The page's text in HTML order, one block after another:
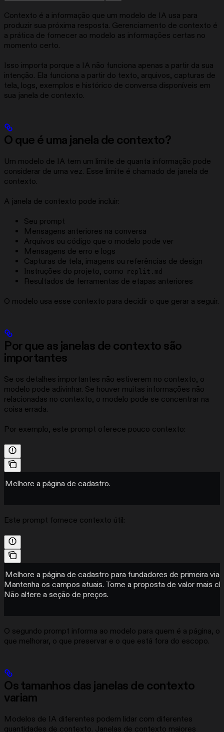
Contexto é a informação que um modelo de IA usa para
produzir sua próxima resposta. Gerenciamento de contexto é
a prática de fornecer ao modelo as informações certas no
momento certo.
Isso importa porque a IA não funciona apenas a partir da sua
intenção. Ela funciona a partir do texto, arquivos, capturas de
tela, logs, exemplos e histórico de conversa disponíveis em
sua janela de contexto.
O que é uma janela de contexto?
Um modelo de IA tem um limite de quanta informação pode
considerar de uma vez. Esse limite é chamado de janela de
contexto.
A janela de contexto pode incluir:
Seu prompt
Mensagens anteriores na conversa
Arquivos ou código que o modelo pode ver
Mensagens de erro e logs
Capturas de tela, imagens ou referências de design
Instruções do projeto, como
replit.md
Resultados de ferramentas de etapas anteriores
O modelo usa esse contexto para decidir o que gerar a seguir.
Por que as janelas de contexto são
importantes
Se os detalhes importantes não estiverem no contexto, o
modelo pode adivinhar. Se houver muitas informações não
relacionadas no contexto, o modelo pode se concentrar na
coisa errada.
Por exemplo, este prompt oferece pouco contexto:
Melhore a página de cadastro.
Este prompt fornece contexto útil:
Melhore a página de cadastro para fundadores de primeira
Mantenha os campos atuais. Torne a proposta de valor mais
Não altere a seção de preços.
O segundo prompt informa ao modelo para quem é a página, o
que melhorar, o que preservar e o que está fora do escopo.
Os tamanhos das janelas de contexto
variam
Modelos de IA diferentes podem lidar com diferentes
quantidades de contexto. Janelas de contexto maiores